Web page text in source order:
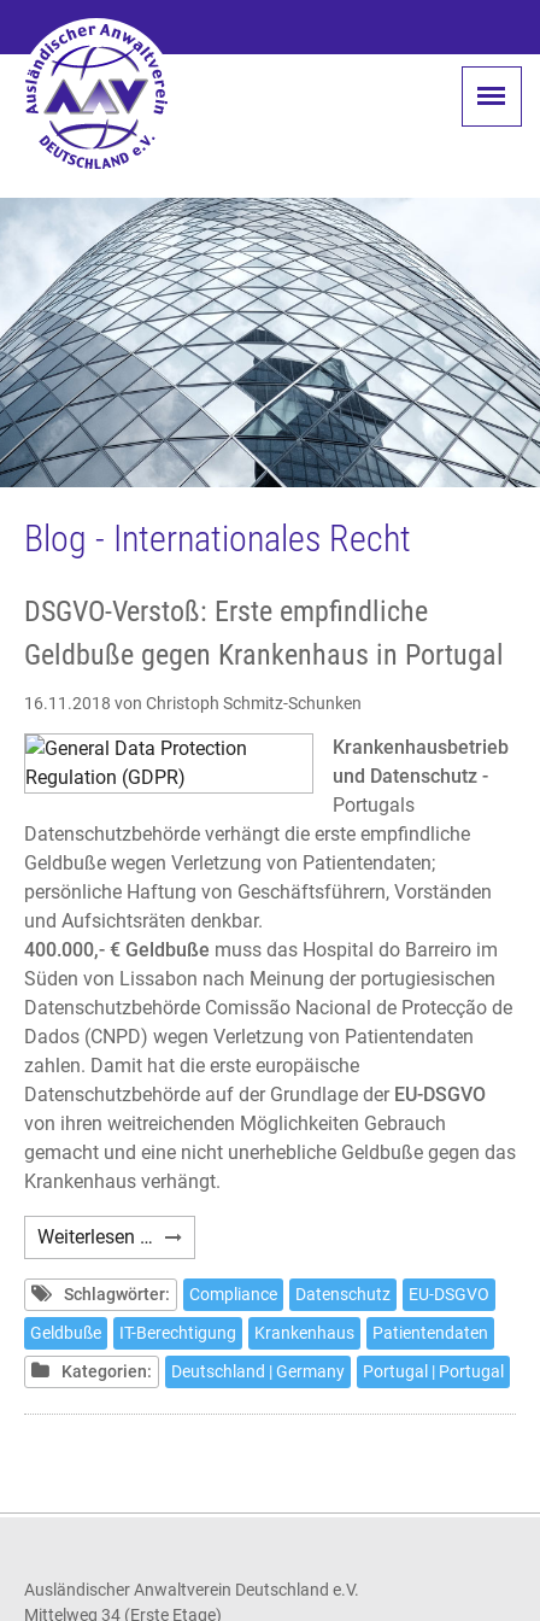
Blog - Internationales Recht
DSGVO-Verstoß: Erste empfindliche
Geldbuße gegen Krankenhaus in Portugal
16.11.2018 von Christoph Schmitz-Schunken
Krankenhausbetrieb
und Datenschutz -
Portugals
Datenschutzbehörde verhängt die erste empfindliche
Geldbuße wegen Verletzung von Patientendaten;
persönliche Haftung von Geschäftsführern, Vorständen
und Aufsichtsräten denkbar.
400.000,- € Geldbuße muss das Hospital do Barreiro im
Süden von Lissabon nach Meinung der portugiesischen
Datenschutzbehörde Comissão Nacional de Protecção de
Dados (CNPD) wegen Verletzung von Patientendaten
zahlen. Damit hat die erste europäische
Datenschutzbehörde auf der Grundlage der EU-DSGVO
von ihren weitreichenden Möglichkeiten Gebrauch
gemacht und eine nicht unerhebliche Geldbuße gegen das
Krankenhaus verhängt.
Weiterlesen … DSGVO-
Verstoß:
Erste
empfindliche
Geldbuße
gegen
Krankenhaus
Schlagwörter: Compliance Datenschutz
EU-DSGVO
Geldbuße
IT-Berechtigung Krankenhaus
Patientendaten
Kategorien:
Deutschland | Germany Portugal | Portugal
Ausländischer Anwaltverein Deutschland e.V.
Mittelweg 34 (Erste Etage)